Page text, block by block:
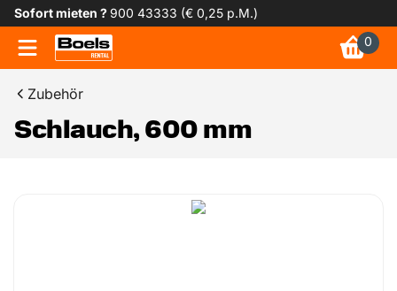
Sofort mieten ?900 43333 (€ 0,25 p.M.)
0
Zubehör
Schlauch, 600 mm